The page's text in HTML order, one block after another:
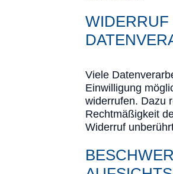
Viele
Einwilligung
widerrufen. Dazu
Rechtmäßigkeit
Widerruf